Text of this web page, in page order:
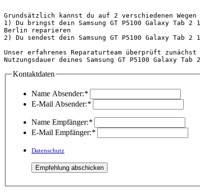
Grundsätzlich kannst du auf 2 verschiedenen
1) Du bringst dein Samsung GT P5100 Galaxy
Berlin reparieren
2) Du sendest dein Samsung GT P5100 Galaxy
Unser erfahrenes Reparaturteam überprüft
Nutzungsdauer deines Samsung
Kontaktdaten
Name Absender:*
E-Mail Absender:*
Name Empfänger:*
E-Mail Empfänger:*
Datenschutz